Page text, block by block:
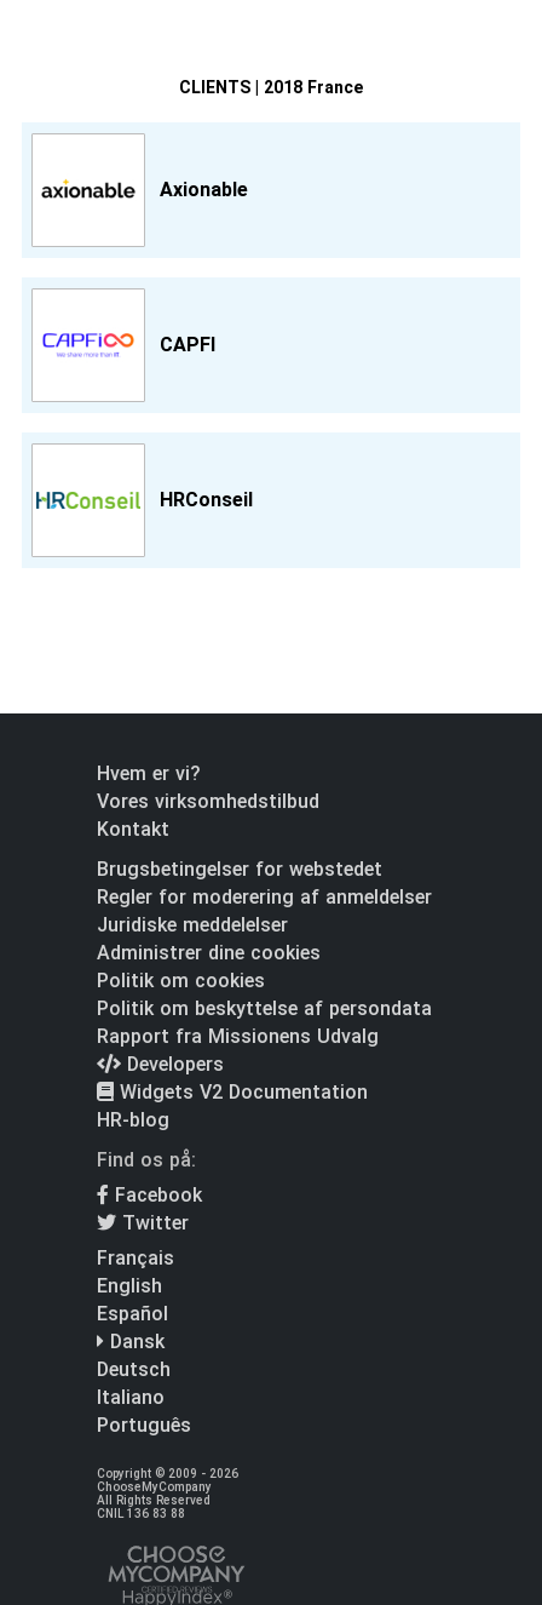
CLIENTS | 2018 France
Axionable
CAPFI
HRConseil
Hvem er vi?
Vores virksomhedstilbud
Kontakt
Brugsbetingelser for webstedet
Regler for moderering af anmeldelser
Juridiske meddelelser
Administrer dine cookies
Politik om cookies
Politik om beskyttelse af persondata
Rapport fra Missionens Udvalg
Developers
Widgets V2 Documentation
HR-blog
Find os på:
Facebook
Twitter
Français
English
Español
Dansk
Deutsch
Italiano
Português
Copyright © 2009 - 2026
ChooseMyCompany
All Rights Reserved
CNIL 136 83 88